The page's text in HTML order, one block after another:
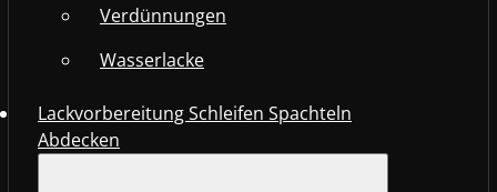
Verdünnungen
Wasserlacke
Lackvorbereitung Schleifen Spachteln
Abdecken